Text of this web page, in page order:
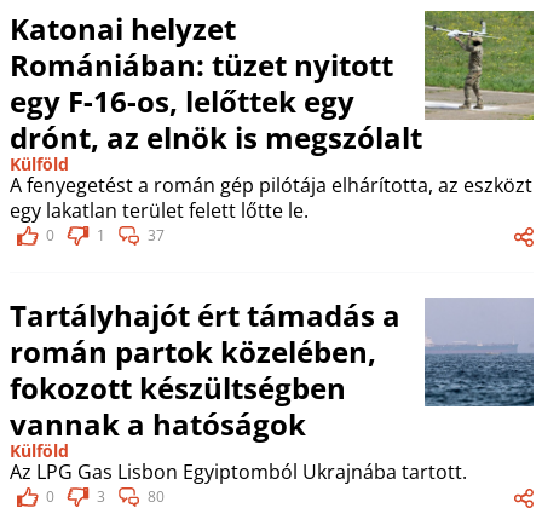
Katonai helyzet
Romániában: tüzet nyitott
egy F-16-os, lelőttek egy
drónt, az elnök is megszólalt
Külföld
A fenyegetést a román gép pilótája elhárította, az eszközt
egy lakatlan terület felett lőtte le.
0 1 37
Tartályhajót ért támadás a
román partok közelében,
fokozott készültségben
vannak a hatóságok
Külföld
Az LPG Gas Lisbon Egyiptomból Ukrajnába tartott.
0 3 80